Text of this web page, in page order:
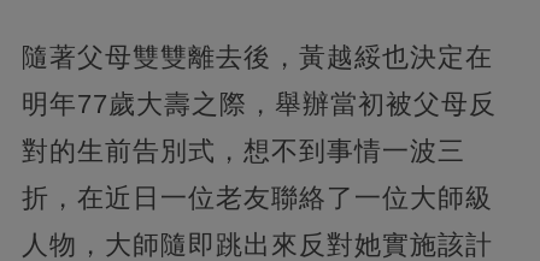
隨著父母雙雙離去後，黃越綏也決定在
明年77歲大壽之際，舉辦當初被父母反
對的生前告別式，想不到事情一波三
折，在近日一位老友聯絡了一位大師級
人物，大師隨即跳出來反對她實施該計